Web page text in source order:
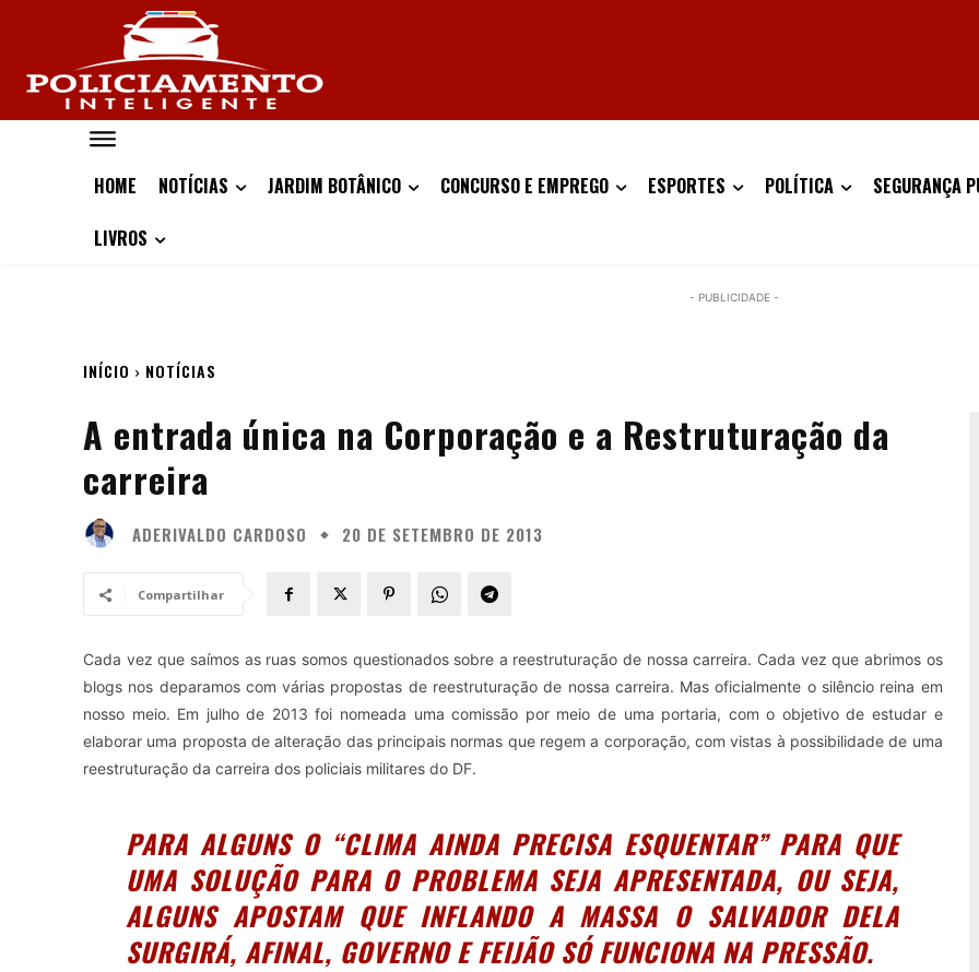
HOME NOTÍCIAS JARDIM BOTÂNICO CONCURSO E EMPREGO ESPORTES POLÍTICA SEGURANÇA
LIVROS
- PUBLICIDADE -
INÍCIO NOTÍCIAS
A entrada única na Corporação e a Restruturação da
carreira
ADERIVALDO CARDOSO 20 DE SETEMBRO DE 2013
Compartilhar
Cada vez que saímos as ruas somos questionados sobre a reestruturação de nossa carreira. Cada vez que abrimos os
blogs nos deparamos com várias propostas de reestruturação de nossa carreira. Mas oficialmente o silêncio reina em
nosso meio. Em julho de 2013 foi nomeada uma comissão por meio de uma portaria, com o objetivo de estudar e
elaborar uma proposta de alteração das principais normas que regem a corporação, com vistas à possibilidade de uma
reestruturação da carreira dos policiais militares do DF.
PARA ALGUNS O “CLIMA AINDA PRECISA ESQUENTAR” PARA QUE
UMA SOLUÇÃO PARA O PROBLEMA SEJA APRESENTADA, OU SEJA,
ALGUNS APOSTAM QUE INFLANDO A MASSA O SALVADOR DELA
SURGIRÁ, AFINAL, GOVERNO E FEIJÃO SÓ FUNCIONA NA PRESSÃO.